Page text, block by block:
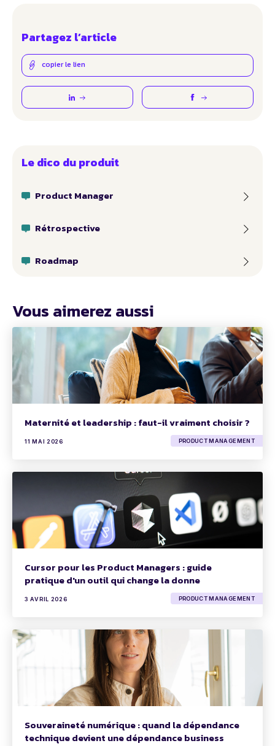
Partagez l’article
copier le lien
Le dico du produit
Product Manager
Rétrospective
Roadmap
Vous aimerez aussi
Maternité et leadership : faut-il vraiment choisir ?
11 MAI 2026 PRODUCT MANAGEMENT
Cursor pour les Product Managers : guide
pratique d'un outil qui change la donne
3 AVRIL 2026 PRODUCT MANAGEMENT
Souveraineté numérique : quand la dépendance
technique devient une dépendance business